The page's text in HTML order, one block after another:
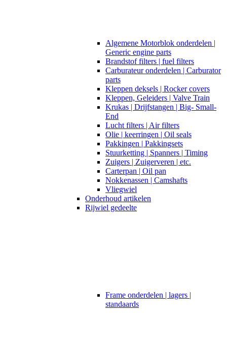
Algemene Motorblok onderdelen |
Generic engine parts
Brandstof filters | fuel filters
Carburateur onderdelen | Carburator
parts
Kleppen deksels | Rocker covers
Kleppen, Geleiders | Valve Train
Krukas | Drijfstangen | Big- Small-
End
Lucht filters | Air filters
Olie | keerringen | Oil seals
Pakkingen | Pakkingsets
Stuurketting | Spanners | Timing
Zuigers | Zuigerveren | etc.
Carterpan | Oil pan
Nokkenassen | Camshafts
Vliegwiel
Onderhoud artikelen
Rijwiel gedeelte
Frame onderdelen | lagers |
standaards